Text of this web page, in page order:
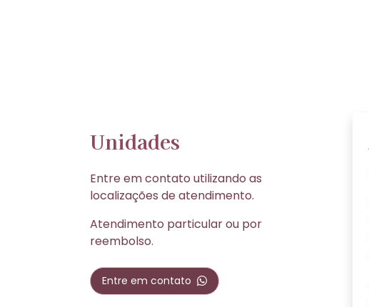
Unidades
Entre em contato utilizando as
localizações de atendimento.
Atendimento particular ou por
reembolso.
Entre em contato